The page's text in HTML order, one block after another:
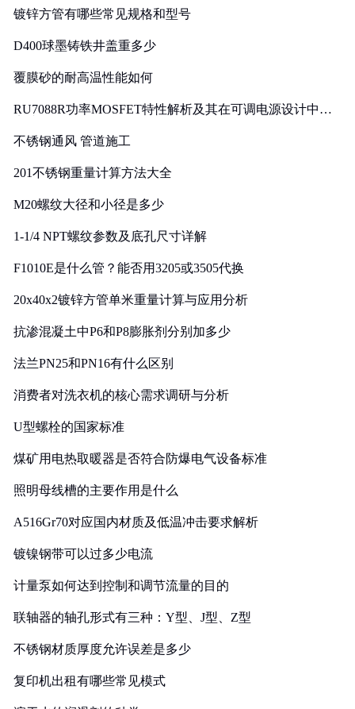
镀锌方管有哪些常见规格和型号
D400球墨铸铁井盖重多少
覆膜砂的耐高温性能如何
RU7088R功率MOSFET特性解析及其在可调电源设计中的
不锈钢通风 管道施工
201不锈钢重量计算方法大全
M20螺纹大径和小径是多少
1-1/4 NPT螺纹参数及底孔尺寸详解
F1010E是什么管？能否用3205或3505代换
20x40x2镀锌方管单米重量计算与应用分析
抗渗混凝土中P6和P8膨胀剂分别加多少
法兰PN25和PN16有什么区别
消费者对洗衣机的核心需求调研与分析
U型螺栓的国家标准
煤矿用电热取暖器是否符合防爆电气设备标准
照明母线槽的主要作用是什么
A516Gr70对应国内材质及低温冲击要求解析
镀镍钢带可以过多少电流
计量泵如何达到控制和调节流量的目的
联轴器的轴孔形式有三种：Y型、J型、Z型
不锈钢材质厚度允许误差是多少
复印机出租有哪些常见模式